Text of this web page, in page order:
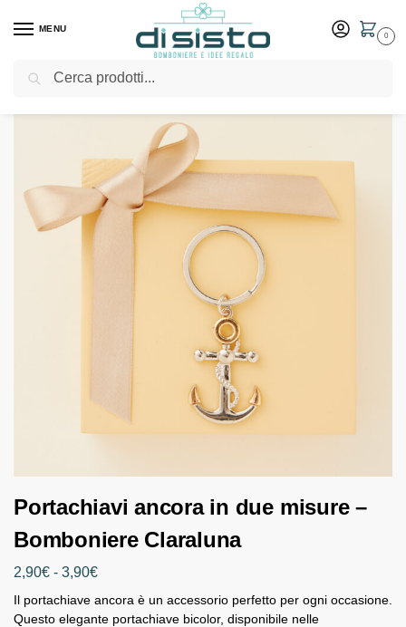
MENU
0
Home Shop Bomboniere
Portachiavi ancora in due misure –
Bomboniere Claraluna
2,90€ - 3,90€
Il portachiave ancora è un accessorio perfetto per ogni occasione.
Questo elegante portachiave bicolor, disponibile nelle